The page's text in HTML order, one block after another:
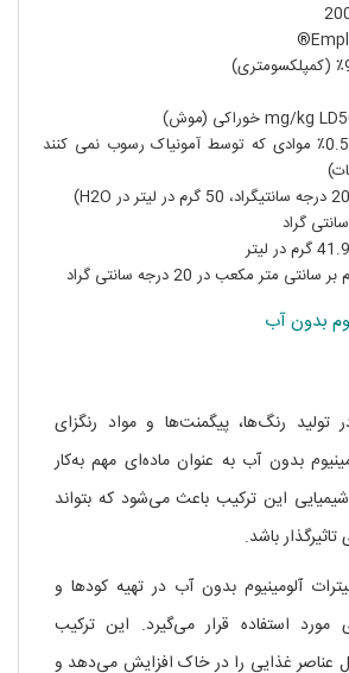
ناخالصی ها: ≤0.5٪ موادی که توسط آمونیاک رسوب نمی کنند
بدون آب
رنگ‌ها، پیگمنت‌ها و مواد رنگزای
بدون آب به عنوان ماده‌ای مهم به‌کار
این ترکیب باعث می‌شود که بتواند
باشد.
آلومینیوم بدون آب در تهیه کودها و
استفاده قرار می‌گیرد. این ترکیب
عناصر غذایی را در خاک افزایش می‌دهد و